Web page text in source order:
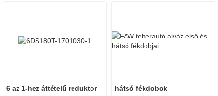
6 az 1-hez áttételű reduktor hátsó fékdobok